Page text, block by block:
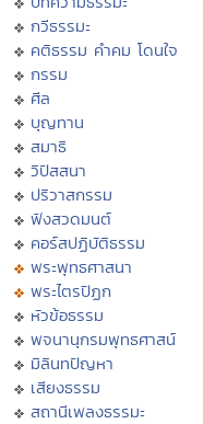
กวีธรรมะ
คติธรรม คำคม โดนใจ
กรรม
ศีล
บุญทาน
สมาธิ
วิปัสสนา
ปริวาสกรรม
ฟังสวดมนต์
คอร์สปฏิบัติธรรม
พระพุทธศาสนา
พระไตรปิฏก
หัวข้อธรรม
พจนานุกรมพุทธศาสน์
มิลินทปัญหา
เสียงธรรม
สถานีเพลงธรรมะ